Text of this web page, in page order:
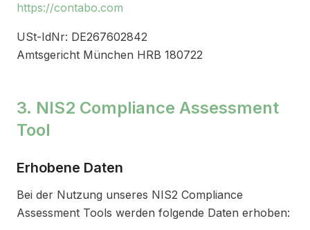
https://contabo.com
USt-IdNr: DE267602842
Amtsgericht München HRB 180722
3. NIS2 Compliance Assessment
Tool
Erhobene Daten
Bei der Nutzung unseres NIS2 Compliance
Assessment Tools werden folgende Daten erhoben: